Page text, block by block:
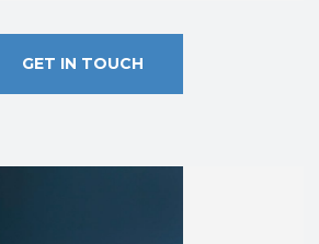
GET IN TOUCH